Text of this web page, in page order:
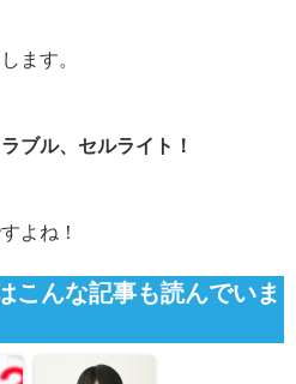
ます。
ブル、セルライト！
よね！
こんな記事も読んでいま